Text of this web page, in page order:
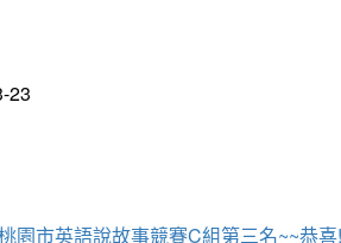
23
園市英語說故事競賽C組第三名~~恭喜